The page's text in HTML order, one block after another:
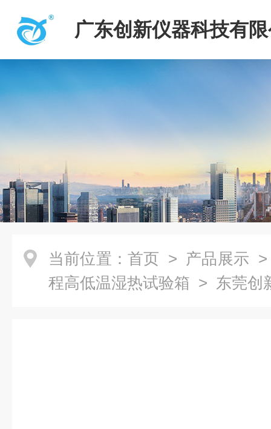
广东创新仪器科技有
当前位置： 首页 > 产品展示
程高低温湿热试验箱 > 东莞创